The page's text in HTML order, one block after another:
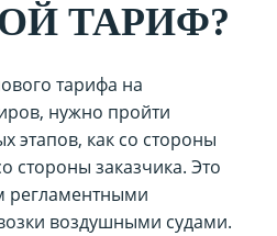
ТАРИФ?
тарифа на
нужно пройти
этапов, как со стороны
стороны заказчика. Это
регламентными
воздушными судами.